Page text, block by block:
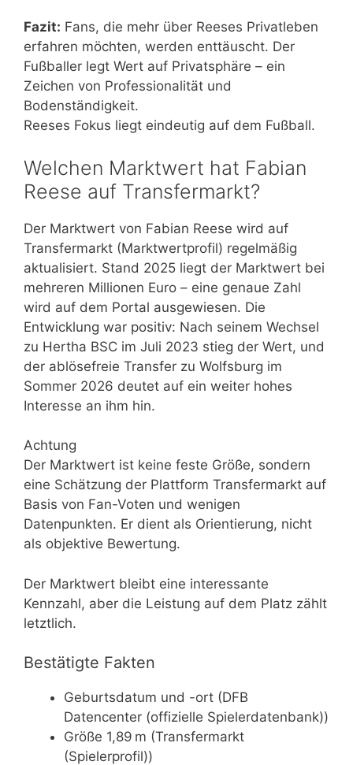
Fazit: Fans, die mehr über Reeses Privatleben
erfahren möchten, werden enttäuscht. Der
Fußballer legt Wert auf Privatsphäre – ein
Zeichen von Professionalität und
Bodenständigkeit.
Reeses Fokus liegt eindeutig auf dem Fußball.
Welchen Marktwert hat Fabian
Reese auf Transfermarkt?
Der Marktwert von Fabian Reese wird auf
Transfermarkt (Marktwertprofil) regelmäßig
aktualisiert. Stand 2025 liegt der Marktwert bei
mehreren Millionen Euro – eine genaue Zahl
wird auf dem Portal ausgewiesen. Die
Entwicklung war positiv: Nach seinem Wechsel
zu Hertha BSC im Juli 2023 stieg der Wert, und
der ablösefreie Transfer zu Wolfsburg im
Sommer 2026 deutet auf ein weiter hohes
Interesse an ihm hin.
Achtung
Der Marktwert ist keine feste Größe, sondern
eine Schätzung der Plattform Transfermarkt auf
Basis von Fan-Voten und wenigen
Datenpunkten. Er dient als Orientierung, nicht
als objektive Bewertung.
Der Marktwert bleibt eine interessante
Kennzahl, aber die Leistung auf dem Platz zählt
letztlich.
Bestätigte Fakten
Geburtsdatum und -ort (DFB
Datencenter (offizielle Spielerdatenbank))
Größe 1,89 m (Transfermarkt
(Spielerprofil))